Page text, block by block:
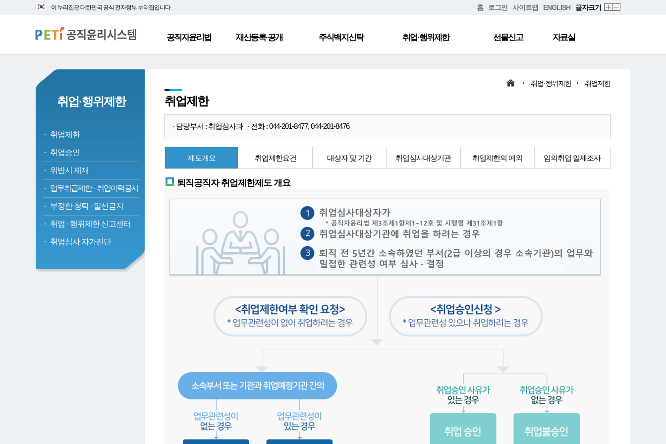
대
바
로
본
로
가
이 누리집은 대한민국 공식 전자정부 누리집입니다. 홈 로그인 사이트맵 ENGLISH 글자크기
공직자윤리법 재산등록·공개 주식백지신탁 취업·행위제한 선물신고 자료실
취업·행위제한
취업제한
취업승인
위반시 제재
업무취급제한 · 취업이력공시
부정한 청탁 · 알선금지
취업 · 행위제한 신고센터
취업심사 자가진단
취업·행위제한 취업제한
취업제한
· 담당부서 : 취업심사과 · 전화 : 044-201-8477, 044-201-8476
제도개요 취업제한요건 대상자 및 기간 취업심사대상기관 취업제한의 예외 임의취업 일제조사
퇴직공직자 취업제한제도 개요